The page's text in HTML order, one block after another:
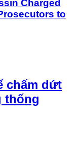
Charged
to
chấm dứt
thống